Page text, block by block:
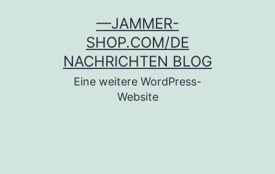
—JAMMER-
SHOP.COM/DE
NACHRICHTEN BLOG
Eine weitere WordPress-
Website